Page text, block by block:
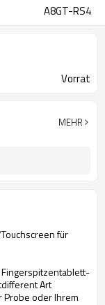
A8GT-RS4
Vorrat
MEHR
für
Art
Probe oder Ihrem